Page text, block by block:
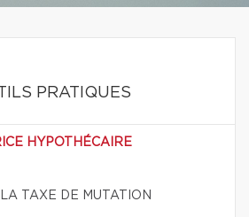
PRATIQUES
HYPOTHÉCAIRE
TAXE DE MUTATION